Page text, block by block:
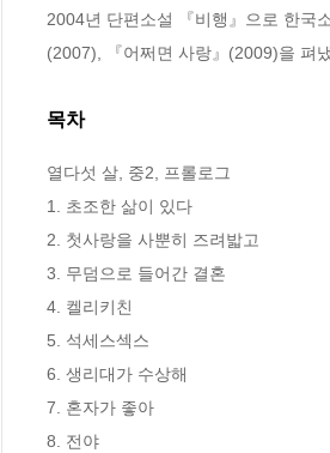
2004년 단편소설 『비행』으로 한국
(2007), 『어쩌면 사랑』(2009)을 펴
목차
열다섯 살, 중2, 프롤로그
1. 초조한 삶이 있다
2. 첫사랑을 사뿐히 즈려밟고
3. 무덤으로 들어간 결혼
4. 켈리키친
5. 석세스섹스
6. 생리대가 수상해
7. 혼자가 좋아
8. 전야